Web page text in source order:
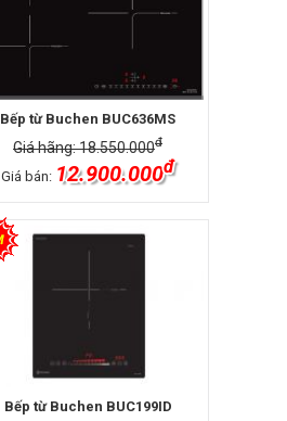
Bếp từ Buchen BUC636MS
Giá hãng: 18.550.000đ
Giá bán: 12.900.000đ
Bếp từ Buchen BUC199ID